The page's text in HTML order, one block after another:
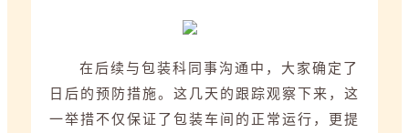
在后续与包装科同事沟通中，大家确定了
日后的预防措施。这几天的跟踪观察下来，这
一举措不仅保证了包装车间的正常运行，更提